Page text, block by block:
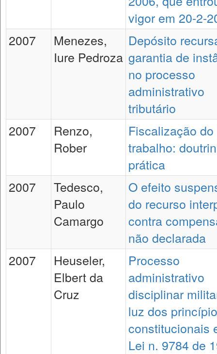
vigor em 20-2-
2007
Menezes,
Iure Pedroza
Depósito
garantia de
no processo
administrativo
tributário
2007
Renzo,
Rober
Fiscalização do
trabalho:
prática
2007
Tedesco,
Paulo
Camargo
O efeito
do recurso
contra
não declarada
2007
Heuseler,
Elbert da
Cruz
Processo
administrativo
disciplinar
luz dos
constitucionais
Lei n. 9784 de